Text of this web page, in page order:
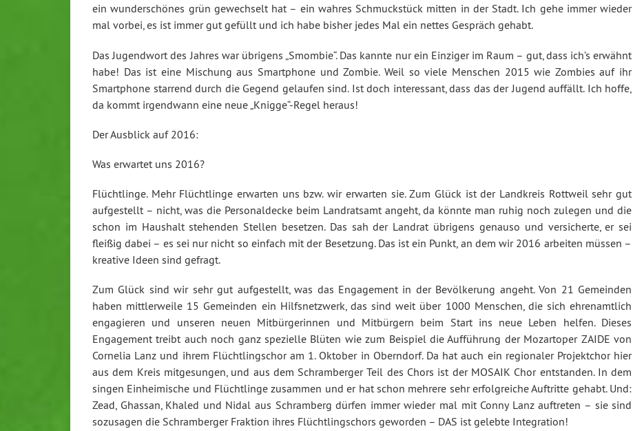
ein wunderschönes grün gewechselt hat – ein wahres Schmuckstück mitten in der Stadt. Ich gehe immer wieder
mal vorbei, es ist immer gut gefüllt und ich habe bisher jedes Mal ein nettes Gespräch gehabt.
Das Jugendwort des Jahres war übrigens „Smombie“. Das kannte nur ein Einziger im Raum – gut, dass ich’s erwähnt
habe! Das ist eine Mischung aus Smartphone und Zombie. Weil so viele Menschen 2015 wie Zombies auf ihr
Smartphone starrend durch die Gegend gelaufen sind. Ist doch interessant, dass das der Jugend auffällt. Ich hoffe,
da kommt irgendwann eine neue „Knigge“-Regel heraus!
Der Ausblick auf 2016:
Was erwartet uns 2016?
Flüchtlinge. Mehr Flüchtlinge erwarten uns bzw. wir erwarten sie. Zum Glück ist der Landkreis Rottweil sehr gut
aufgestellt – nicht, was die Personaldecke beim Landratsamt angeht, da könnte man ruhig noch zulegen und die
schon im Haushalt stehenden Stellen besetzen. Das sah der Landrat übrigens genauso und versicherte, er sei
fleißig dabei – es sei nur nicht so einfach mit der Besetzung. Das ist ein Punkt, an dem wir 2016 arbeiten müssen –
kreative Ideen sind gefragt.
Zum Glück sind wir sehr gut aufgestellt, was das Engagement in der Bevölkerung angeht. Von 21 Gemeinden
haben mittlerweile 15 Gemeinden ein Hilfsnetzwerk, das sind weit über 1000 Menschen, die sich ehrenamtlich
engagieren und unseren neuen Mitbürgerinnen und Mitbürgern beim Start ins neue Leben helfen. Dieses
Engagement treibt auch noch ganz spezielle Blüten wie zum Beispiel die Aufführung der Mozartoper ZAIDE von
Cornelia Lanz und ihrem Flüchtlingschor am 1. Oktober in Oberndorf. Da hat auch ein regionaler Projektchor hier
aus dem Kreis mitgesungen, und aus dem Schramberger Teil des Chors ist der MOSAIK Chor entstanden. In dem
singen Einheimische und Flüchtlinge zusammen und er hat schon mehrere sehr erfolgreiche Auftritte gehabt. Und:
Zead, Ghassan, Khaled und Nidal aus Schramberg dürfen immer wieder mal mit Conny Lanz auftreten – sie sind
sozusagen die Schramberger Fraktion ihres Flüchtlingschors geworden – DAS ist gelebte Integration!